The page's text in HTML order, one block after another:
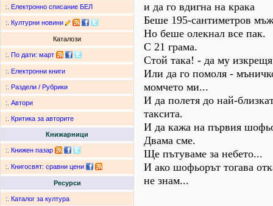
:. Електронно списание БЕЛ
:. Културни новини
Каталози
:. По дати: март
:. Електронни книги
:. Раздели / Рубрики
:. Автори
:. Критика за авторите
Книжарници
:. Книжен пазар
:. Книгосвят: сравни цени
Ресурси
:. Каталог за култура
и да го вдигна на крака
Беше 195-сантиметров
Но беше олекнал все пак.
С 21 грама.
Стой така! - да му
Или да го помоля -
момчето ми...
И да полетя до най-
таксита.
И да кажа на първия
Двама сме.
Ще пътуваме за небето...
И ако шофьорът тогава
не знам...